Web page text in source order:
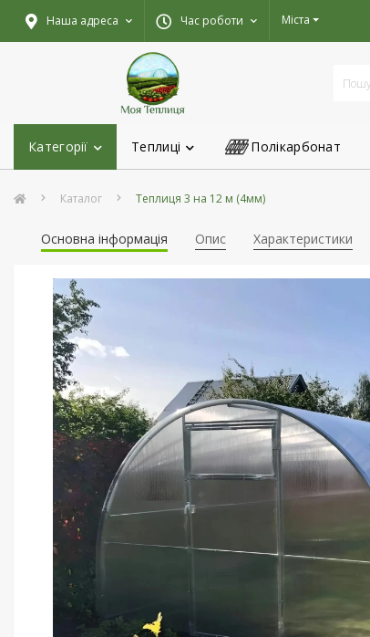
Наша адреса Час роботи Міста
Категорії Теплиці Полікарбонат
Каталог Теплиця 3 на 12 м (4мм)
Основна інформація Опис Характеристики